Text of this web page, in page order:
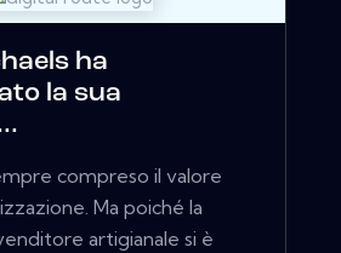
ha
la sua
compreso il valore
Ma poiché la
artigianale si è